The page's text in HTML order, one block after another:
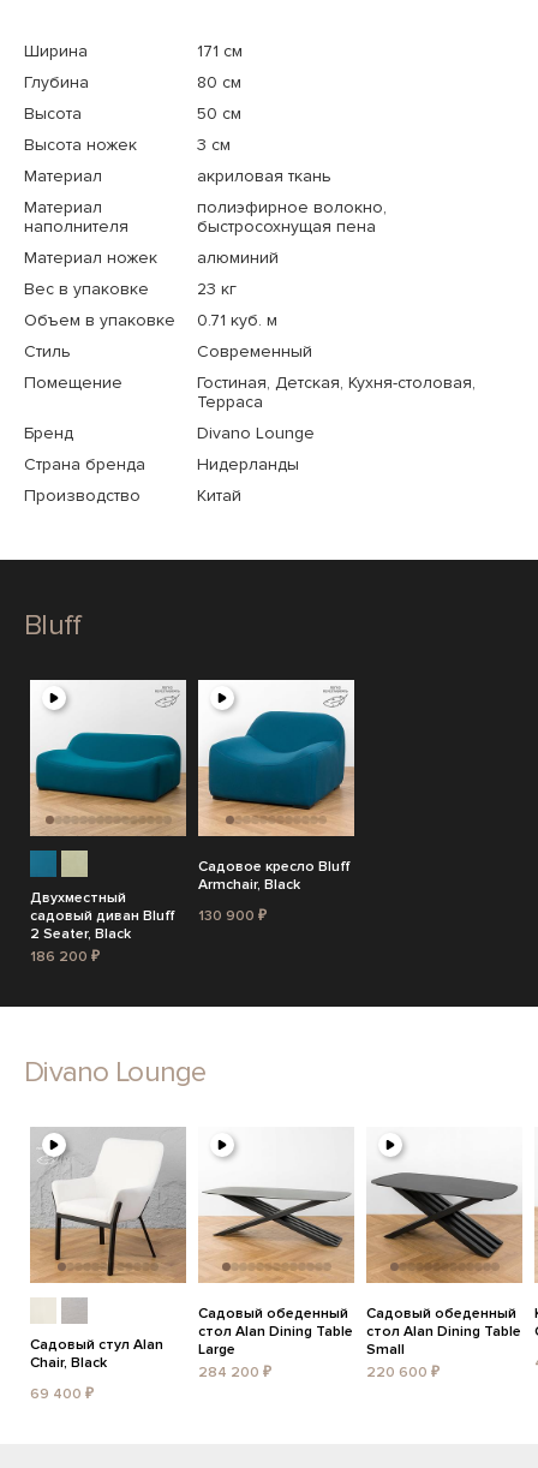
Ширина
171 см
Глубина
80 см
Высота
50 см
Высота ножек
3 см
Материал
акриловая ткань
Материал
наполнителя
полиэфирное волокно,
быстросохнущая пена
Материал ножек
алюминий
Вес в упаковке
23 кг
Объем в упаковке
0.71 куб. м
Стиль
Современный
Помещение
Гостиная, Детская, Кухня-столовая,
Терраса
Бренд
Divano Lounge
Страна бренда
Нидерланды
Производство
Китай
Bluff
Двухместный
садовый диван Bluff
2 Seater, Black
186 200 ₽
Садовое кресло Bluff
Armchair, Black
130 900 ₽
Divano Lounge
Садовый стул Alan
Chair, Black
69 400 ₽
Садовый обеденный
стол Alan Dining Table
Large
284 200 ₽
Садовый обеденный
стол Alan Dining Table
Small
220 600 ₽